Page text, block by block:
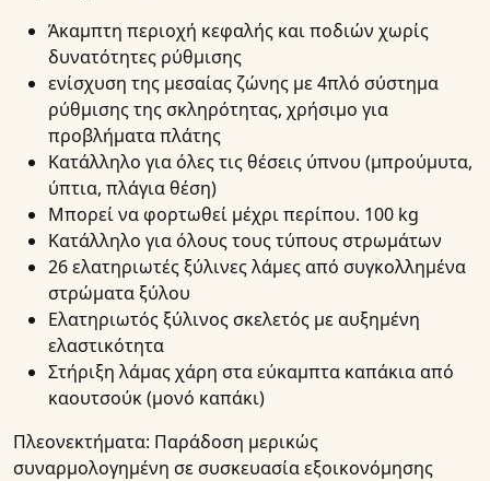
Άκαμπτη περιοχή κεφαλής και ποδιών χωρίς
δυνατότητες ρύθμισης
ενίσχυση της μεσαίας ζώνης με 4πλό σύστημα
ρύθμισης της σκληρότητας, χρήσιμο για
προβλήματα πλάτης
Κατάλληλο για όλες τις θέσεις ύπνου (μπρούμυτα,
ύπτια, πλάγια θέση)
Μπορεί να φορτωθεί μέχρι περίπου. 100 kg
Κατάλληλο για όλους τους τύπους στρωμάτων
26 ελατηριωτές ξύλινες λάμες από συγκολλημένα
στρώματα ξύλου
Ελατηριωτός ξύλινος σκελετός με αυξημένη
ελαστικότητα
Στήριξη λάμας χάρη στα εύκαμπτα καπάκια από
καουτσούκ (μονό καπάκι)
Πλεονεκτήματα: Παράδοση μερικώς
συναρμολογημένη σε συσκευασία εξοικονόμησης